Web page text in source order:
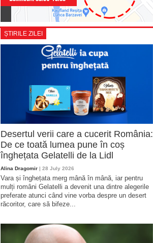
ȘTIRILE ZILEI
Desertul verii care a cucerit România:
De ce toată lumea pune în coș
înghețata Gelatelli de la Lidl
Alina Dragomir | 28 July 2026
Vara și înghețata merg mână în mână, iar pentru
mulți români Gelatelli a devenit una dintre alegerile
preferate atunci când vine vorba despre un desert
răcoritor, care să bifeze...